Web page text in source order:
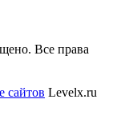
Все права
сайтов Levelx.ru